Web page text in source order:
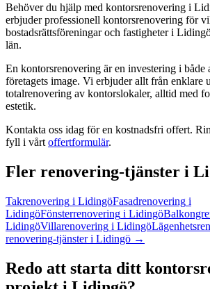
Behöver du hjälp med kontorsrenovering i
erbjuder professionell kontorsrenovering för
bostadsrättsföreningar och fastigheteri
län.
En kontorsrenovering är en investering i både
företagets image. Vi erbjuder allt från enklare
totalrenovering av kontorslokaler, alltid med
estetik.
Kontakta oss idag för en kostnadsfri offert.
fyll i vårt offertformulär.
Fler renovering-tjänster i
Takrenovering i LidingöFasadrenovering i
LidingöFönsterrenovering i Lidingö
LidingöVillarenovering i Lidingö
renovering-tjänsteri Lidingö →
Redo att starta ditt